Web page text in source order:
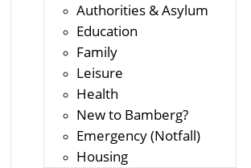
Authorities & Asylum
Education
Family
Leisure
Health
New to Bamberg?
Emergency (Notfall)
Housing